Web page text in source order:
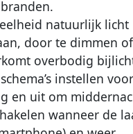
natuurlijk licht
door te dimmen
overbodig
instellen
en uit om
wanneer de